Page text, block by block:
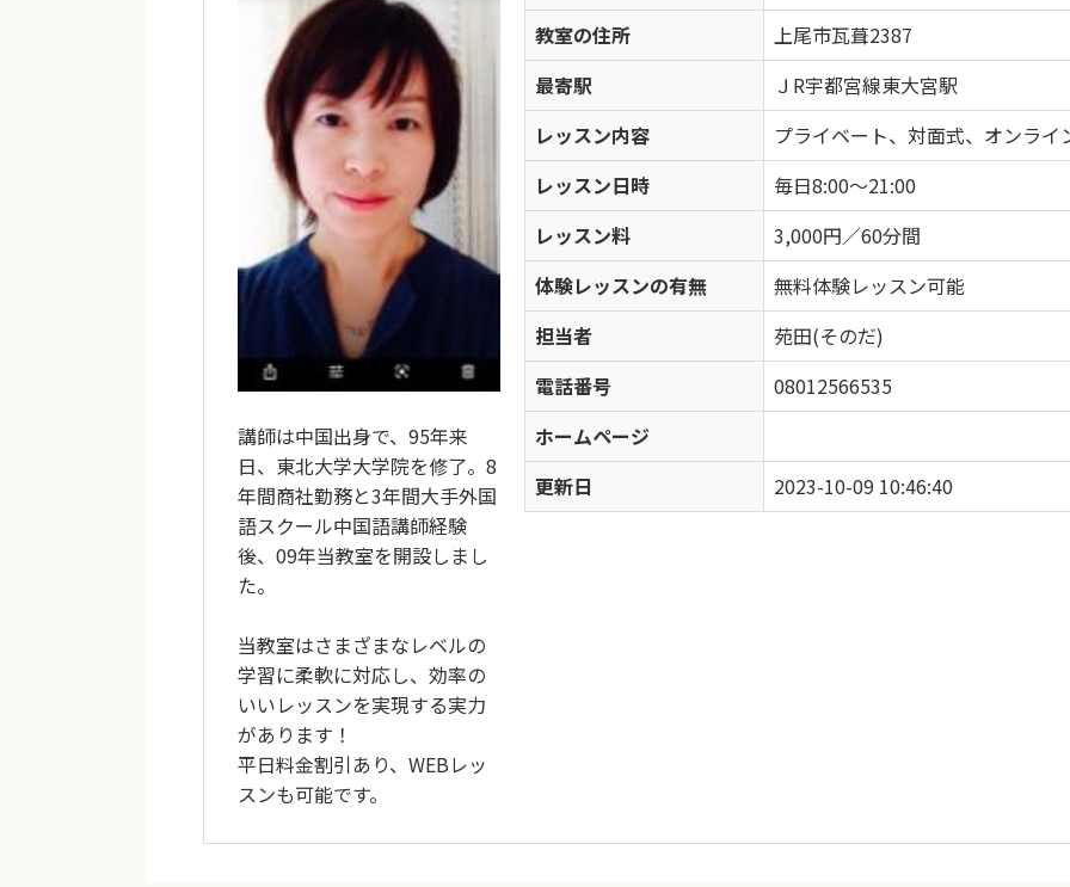
講師は中国出身で、95年来
日、東北大学大学院を修了。8
年間商社勤務と3年間大手外国
語スクール中国語講師経験
後、09年当教室を開設しまし
た。
当教室はさまざまなレベルの
学習に柔軟に対応し、効率の
いいレッスンを実現する実力
があります！
平日料金割引あり、WEBレッ
スンも可能です。
教室の住所
上尾市瓦葺2387
最寄駅
ＪR宇都宮線東大宮駅
レッスン内容
プライベート、対面式、オンライ
レッスン日時
毎日8:00〜21:00
レッスン料
3,000円／60分間
体験レッスンの有無
無料体験レッスン可能
担当者
苑田(そのだ)
電話番号
08012566535
ホームページ
更新日
2023-10-09 10:46:40